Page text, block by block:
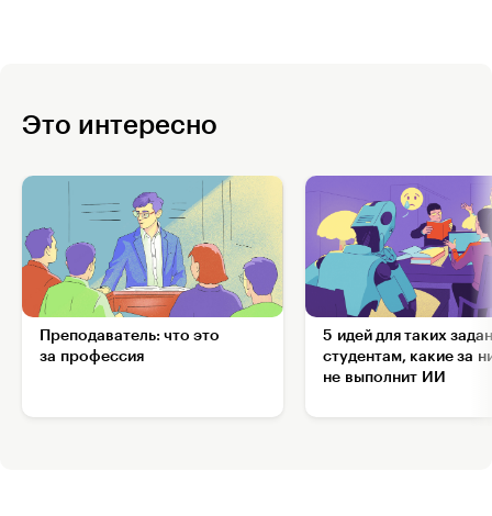
Это интересно
Преподаватель: что это
за профессия
5 идей для таких
студентам, какие за
не выполнит ИИ